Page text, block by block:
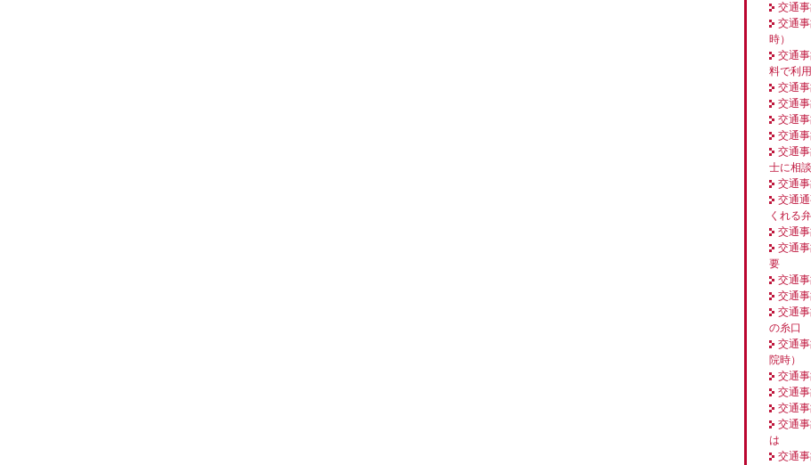
交通
交通
時）
交通
料で利
交通
交通
交通
交通
交通
士に相談
交通
交通
くれる
交通
交通
要
交通
交通
交通
の糸口
交通
院時）
交通
交通
交通
交通
は
交通